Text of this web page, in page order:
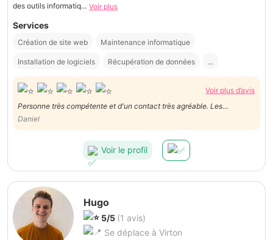
des outils informatiq... Voir plus
Services
Création de site web Maintenance informatique
Installation de logiciels Récupération de données ...
Voir plus d’avis
Personne très compétente et d'un contact très agréable. Les
problèmes ont été résolus et les explications étaient claires et
facilement compréhensibles. Il prend le temps de s'assurer que tout a
Daniel
Voir le profil
Hugo
5/5 (1 avis)
Se déplace à Virton